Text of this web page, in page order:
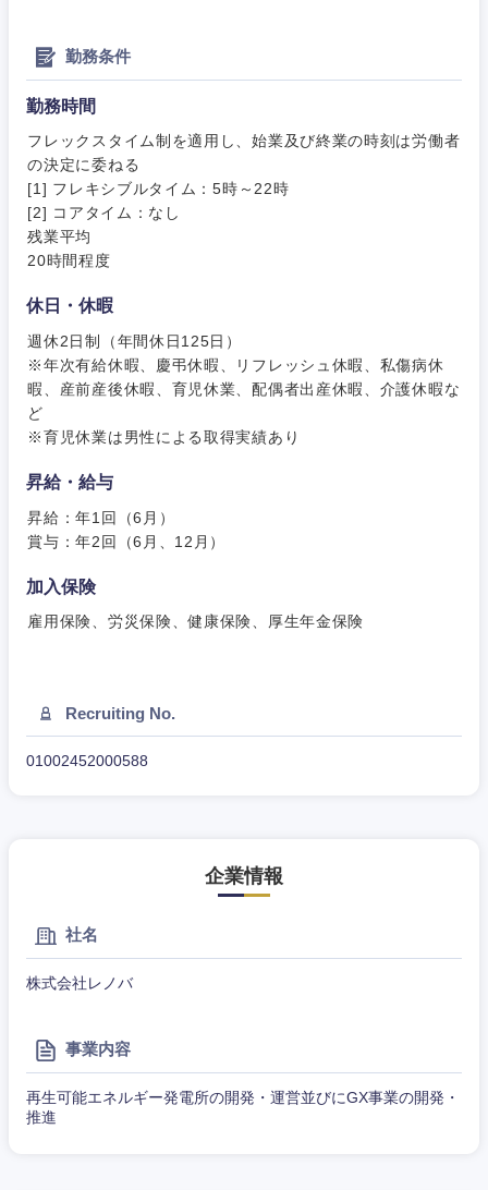
勤務条件
勤務時間
フレックスタイム制を適用し、始業及び終業の時刻は労働者
の決定に委ねる
[1] フレキシブルタイム：5時～22時
[2] コアタイム：なし
残業平均
20時間程度
休日・休暇
週休2日制（年間休日125日）
※年次有給休暇、慶弔休暇、リフレッシュ休暇、私傷病休
暇、産前産後休暇、育児休業、配偶者出産休暇、介護休暇な
ど
※育児休業は男性による取得実績あり
昇給・給与
昇給：年1回（6月）
賞与：年2回（6月、12月）
加入保険
雇用保険、労災保険、健康保険、厚生年金保険
Recruiting No.
01002452000588
企業情報
社名
株式会社レノバ
事業内容
再生可能エネルギー発電所の開発・運営並びにGX事業の開発・
推進
甲信越・北陸
新潟県
石川県
山梨県 長野県